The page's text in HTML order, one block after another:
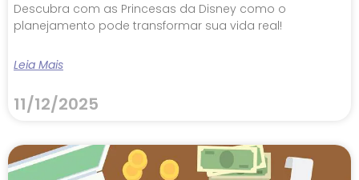
Descubra com as Princesas da Disney como o
planejamento pode transformar sua vida real!
Leia Mais
11/12/2025